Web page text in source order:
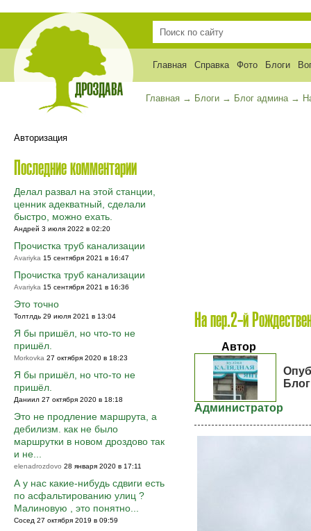
Главная Справка Фото Блоги
Авторизация
Главная → Блоги → Блог админа→
Последние комментарии
Делал развал на этой станции,
ценник адекватный, сделали
быстро, можно ехать.
Андрей 3 июля 2022 в 02:20
Прочистка труб канализации
Avariyka 15 сентября 2021 в 16:47
Прочистка труб канализации
Avariyka 15 сентября 2021 в 16:36
Это точно
Толтлдь 29 июля 2021 в 13:04
Я бы пришёл, но что-то не
пришёл.
Morkovka 27 октября 2020 в 18:23
Я бы пришёл, но что-то не
пришёл.
Даниил 27 октября 2020 в 18:18
Это не продление маршрута, а
дебилизм. как не было
маршрутки в новом дроздово так
и не...
elenadrozdovo 28 января 2020 в 17:11
А у нас какие-нибудь сдвиги есть
по асфальтированию улиц ?
Малиновую , это понятно...
Сосед 27 октября 2019 в 09:59
На пер.2-й
Автор
Администратор